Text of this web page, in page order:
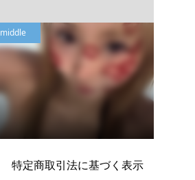
middle
特定商取引法に基づく表示